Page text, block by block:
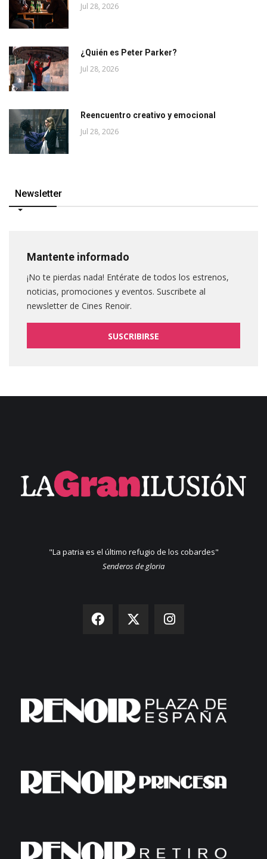
Jul 28, 2026
¿Quién es Peter Parker?
Jul 28, 2026
Reencuentro creativo y emocional
Jul 28, 2026
Newsletter
Mantente informado
¡No te pierdas nada! Entérate de todos los estrenos,
noticias, promociones y eventos. Suscribete al
newsletter de Cines Renoir.
SUSCRIBIRSE
"La patria es el último refugio de los cobardes"
Senderos de gloria